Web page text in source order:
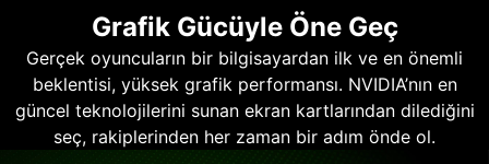
Grafik Gücüyle Öne Geç
Gerçek oyuncuların bir bilgisayardan ilk ve en önemli
beklentisi, yüksek grafik performansı. NVIDIA’nın en
güncel teknolojilerini sunan ekran kartlarından dilediğini
seç, rakiplerinden her zaman bir adım önde ol.